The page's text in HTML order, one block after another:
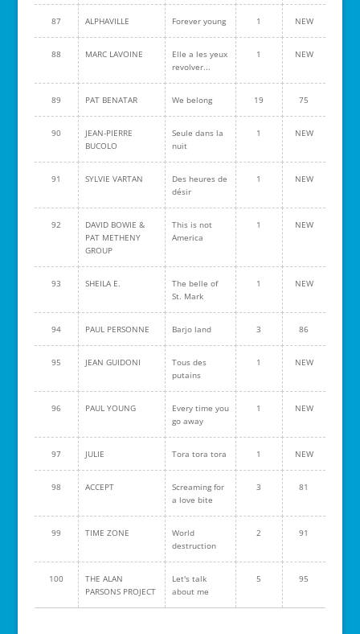
87 ALPHAVILLE Forever young 1 NEW
88 MARC LAVOINE
Elle a les yeux
revolver...
1 NEW
89 PAT BENATAR We belong 19 75
90
JEAN-PIERRE
BUCOLO
Seule dans la
nuit
1 NEW
91 SYLVIE VARTAN
Des heures de
désir
1 NEW
92
DAVID BOWIE &
PAT METHENY
GROUP
This is not
America
1 NEW
93 SHEILA E.
The belle of
St. Mark
1 NEW
94 PAUL PERSONNE Barjo land 3 86
95 JEAN GUIDONI
Tous des
putains
1 NEW
96 PAUL YOUNG
Every time you
go away
1 NEW
97 JULIE Tora tora tora 1 NEW
98 ACCEPT
Screaming for
a love bite
3 81
99 TIME ZONE
World
destruction
2 91
100
THE ALAN
PARSONS PROJECT
Let's talk
about me
5 95